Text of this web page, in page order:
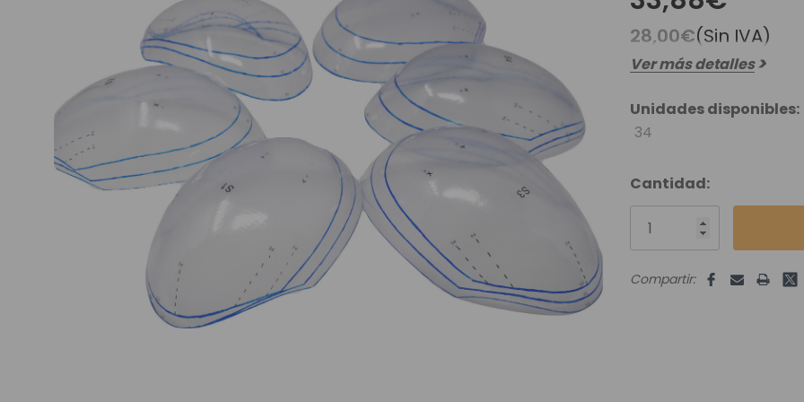
Contacto
Envíos Y Devoluciones
Catálogo
28,00€(Sin IVA)
Ver más detalles
Unidades disponibles:
34
Cantidad:
Compartir: